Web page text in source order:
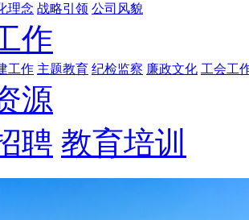
理念 战略引领 公司风貌
作
工作 主题教育 纪检监察 廉政文化 工会工
源
聘 教育培训